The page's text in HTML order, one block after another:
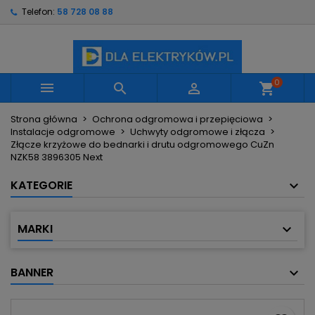
Telefon: 58 728 08 88
   shopping_cart0
Strona główna
Ochrona odgromowa i przepięciowa
Instalacje odgromowe
Uchwyty odgromowe i złącza
Złącze krzyżowe do bednarki i drutu odgromowego CuZn
NZK58 3896305 Next
KATEGORIE
MARKI
BANNER
Utwórz nową listę
Nazwa listy życzeń
Anuluj Utwórz listę życzeń
Musisz być zalogowany by zapisać produkty na
swojej liście życzeń.
Anuluj Zaloguj się